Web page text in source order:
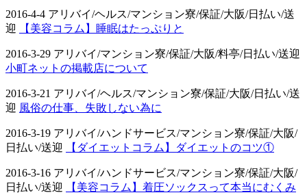
2016-4-4 アリバイ/ヘルス/マンション寮/保証/大阪/日払い/送
迎
【美容コラム】睡眠はたっぷりと
2016-3-29 アリバイ/マンション寮/保証/大阪/料亭/日払い/送迎
小町ネットの掲載店について
2016-3-21 アリバイ/ヘルス/マンション寮/保証/大阪/日払い/送
迎 風俗の仕事、失敗しない為に
2016-3-19 アリバイ/ハンドサービス/マンション寮/保証/大阪/
日払い/送迎
【ダイエットコラム】ダイエットのコツ①
2016-3-16 アリバイ/ハンドサービス/マンション寮/保証/大阪/
日払い/送迎
【美容コラム】着圧ソックスって本当にむくみ